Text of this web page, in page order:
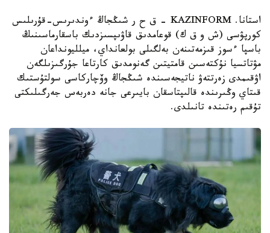
استانا. KAZINFORM – ق ح ر شىڭجاڭ ءوندىرىس-قۇرىلىس
كورپۋسى (ش و ق ك) قوعامدىق قاۋىپسىزدىك باسقارماسىنىڭ
باسپا ءسوز قىزمەتىنەن بەلگىلى بولعانداي، ميلليونداعان
مۋتاتسيا نۇكتەسىن قامتيتىن گەنومدىق كارتاعا جۇرگىزىلگەن
اۋقىمدى زەرتتەۋ ناتيجەسىندە شىڭجاڭ وۆچاركاسى سولتۇستىك
قىتاي وڭىرىندە قالىپتاسقان بايىرعى جانە دەربەس جەرگىلىكتى
تۇقىم رەتىندە تانىلدى.